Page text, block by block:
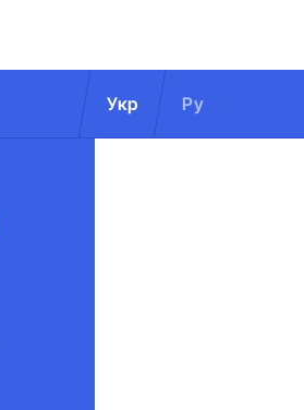
Укр Ру